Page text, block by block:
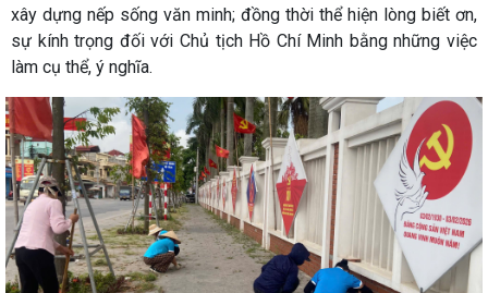
xây dựng nếp sống văn minh; đồng thời thể hiện lòng biết ơn,
sự kính trọng đối với Chủ tịch Hồ Chí Minh bằng những việc
làm cụ thể, ý nghĩa.